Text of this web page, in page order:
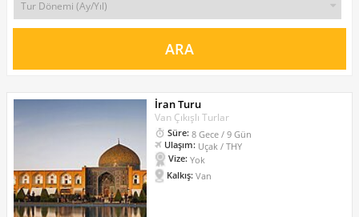
İran Turu
Van Çıkışlı Turlar
Süre: 8 Gece / 9 Gün
Ulaşım: Uçak / THY
Vize: Yok
Kalkış: Van